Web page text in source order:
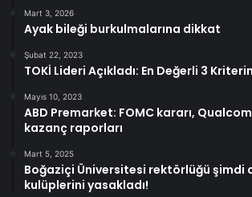
Mart 3, 2026
Ayak bileği burkulmalarına dikkat
Şubat 22, 2023
TOKİ Lideri Açıkladı: En Değerli 3
Mayıs 10, 2023
ABD Premarket: FOMC kararı,
kazanç raporları
Mart 5, 2025
Boğaziçi Üniversitesi rektörlüğü şimdi
kulüplerini yasakladı!